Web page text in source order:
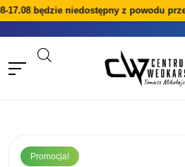
będzie niedostępny z powodu
Promocja!